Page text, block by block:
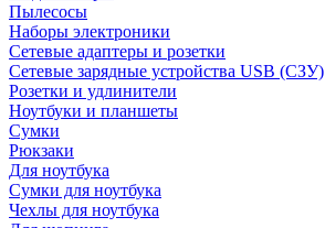
Пылесосы
Наборы электроники
Сетевые адаптеры и розетки
Сетевые зарядные устройства USB (СЗУ)
Розетки и удлинители
Ноутбуки и планшеты
Сумки
Рюкзаки
Для ноутбука
Сумки для ноутбука
Чехлы для ноутбука